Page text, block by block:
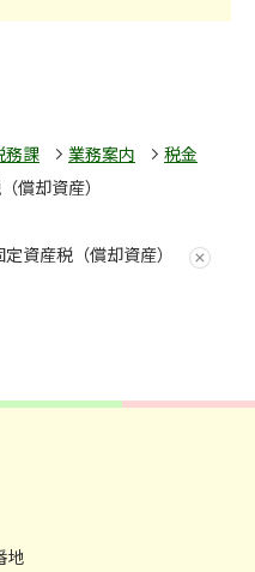
務課 業務案内
税金
償却資産）
定資産税（償却資産）
地